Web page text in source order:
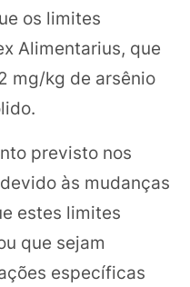
os limites
Alimentarius, que
mg/kg de arsênio
previsto nos
às mudanças
estes limites
que sejam
específicas